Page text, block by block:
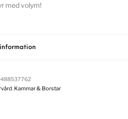
med volym!
Kammar & Borstar